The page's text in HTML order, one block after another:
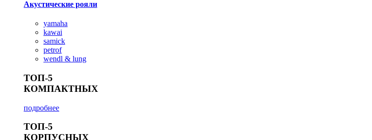
Акустические рояли
yamaha
kawai
samick
petrof
wendl & lung
ТОП-5
КОМПАКТНЫХ
подробнее
ТОП-5
КОРПУСНЫХ